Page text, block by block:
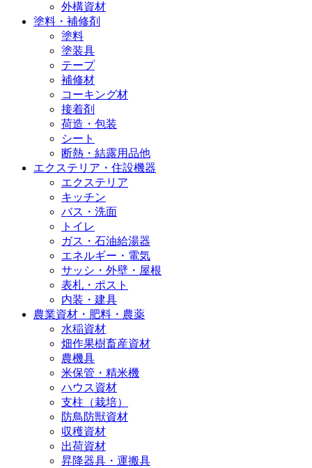
外構資材
塗料・補修剤
塗料
塗装具
テープ
補修材
コーキング材
接着剤
荷造・包装
シート
断熱・結露用品他
エクステリア・住設機器
エクステリア
キッチン
バス・洗面
トイレ
ガス・石油給湯器
エネルギー・電気
サッシ・外壁・屋根
表札・ポスト
内装・建具
農業資材・肥料・農薬
水稲資材
畑作果樹畜産資材
農機具
米保管・精米機
ハウス資材
支柱（栽培）
防鳥防獣資材
収穫資材
出荷資材
昇降器具・運搬具